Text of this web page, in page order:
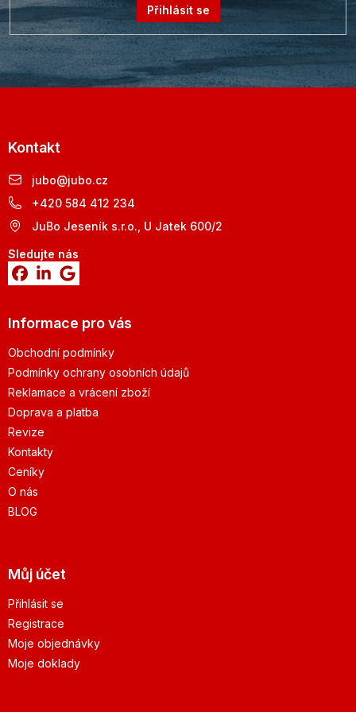
Přihlásit se
Kontakt
jubo@jubo.cz
+420 584 412 234
JuBo Jeseník s.r.o., U Jatek 600/2
Sledujte nás
Informace pro vás
Obchodní podmínky
Podmínky ochrany osobních údajů
Reklamace a vrácení zboží
Doprava a platba
Revize
Kontakty
Ceníky
O nás
BLOG
Můj účet
Přihlásit se
Registrace
Moje objednávky
Moje doklady